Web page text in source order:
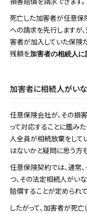
死亡した加害者が任意保
への請求を先行しますが
害者が加入していた保険
残額を加害者の相続人に
加害者に相続人がい
任意保険会社が、その損
って対応することに鑑み
人全員が相続放棄をして
はないかと疑問に思う方も
任意保険契約では、通常
つ、その法定相続人がい
賠償することが定められて
したがって、加害者が死